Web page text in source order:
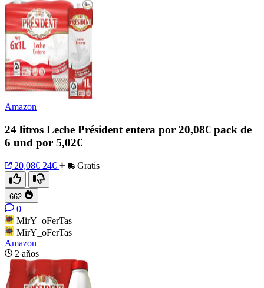
Amazon
24 litros Leche Président entera por 20,08€ pack de
6 und por 5,02€
20,08€ 24€ Gratis
662
0
MirY_oFerTas
MirY_oFerTas
Amazon
2 años